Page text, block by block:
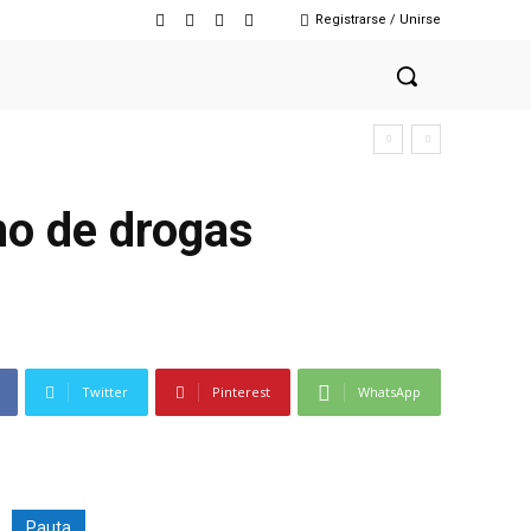
Registrarse / Unirse
de drogas
Twitter Pinterest WhatsApp